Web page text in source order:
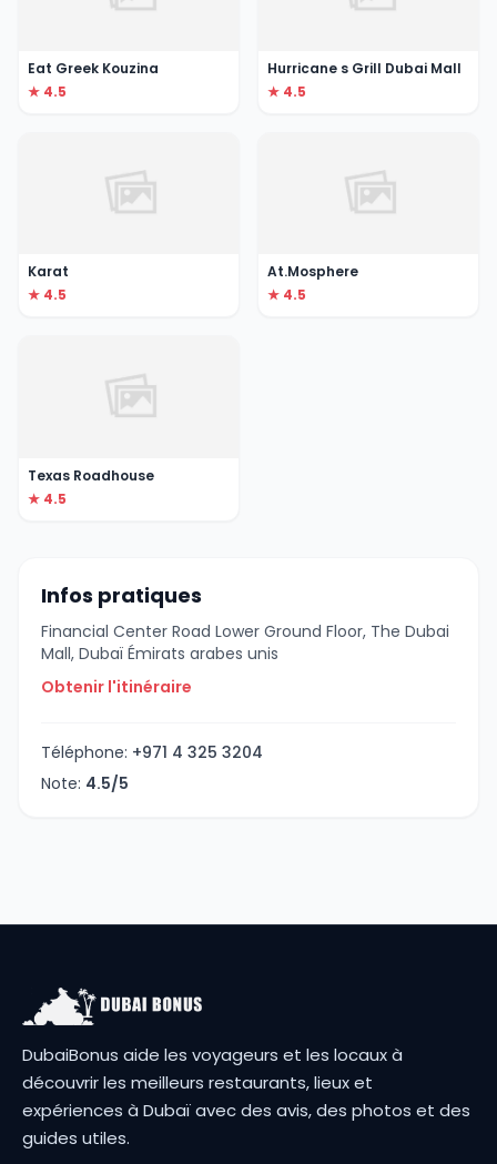
Eat Greek Kouzina
★ 4.5
Hurricane s Grill Dubai Mall
★ 4.5
Karat
★ 4.5
At.Mosphere
★ 4.5
Texas Roadhouse
★ 4.5
Infos pratiques
Financial Center Road Lower Ground Floor, The Dubai
Mall, Dubaï Émirats arabes unis
Obtenir l'itinéraire
Téléphone: +971 4 325 3204
Note: 4.5/5
DubaiBonus aide les voyageurs et les locaux à
découvrir les meilleurs restaurants, lieux et
expériences à Dubaï avec des avis, des photos et des
guides utiles.